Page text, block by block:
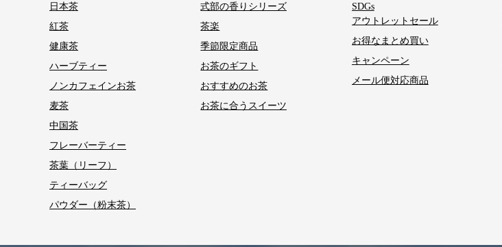
日本茶
紅茶
健康茶
ハーブティー
ノンカフェインお茶
麦茶
中国茶
フレーバーティー
茶葉（リーフ）
ティーバッグ
パウダー（粉末茶）
式部の香りシリーズ
茶楽
季節限定商品
お茶のギフト
おすすめのお茶
お茶に合うスイーツ
SDGs
アウトレットセール
お得なまとめ買い
キャンペーン
メール便対応商品